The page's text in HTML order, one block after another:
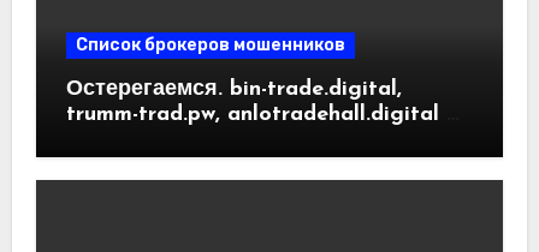
Список брокеров мошенников
Остерегаемся. bin-trade.digital,
trumm-trad.pw, anlotradehall.digital —
криптобирж. Как вернуть деньги.